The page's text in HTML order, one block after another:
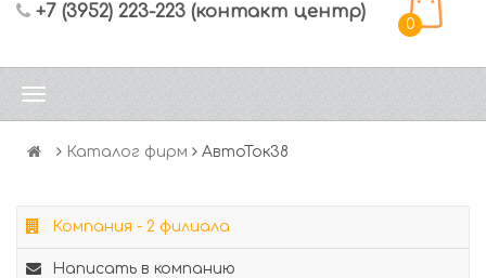
+7 (3952) 223-223 (контакт центр)
0
Каталог фирм АвтоТок38
Компания - 2 филиала
Написать в компанию